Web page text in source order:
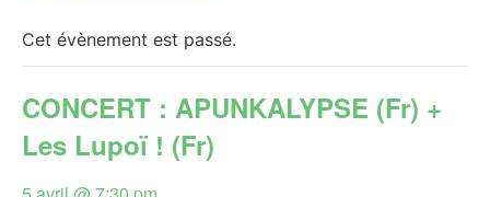
Cet évènement est passé.
CONCERT : APUNKALYPSE (Fr) +
Les Lupoï ! (Fr)